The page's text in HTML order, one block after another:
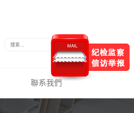
聯系我們